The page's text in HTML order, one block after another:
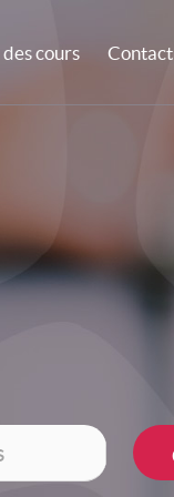
cours Contact